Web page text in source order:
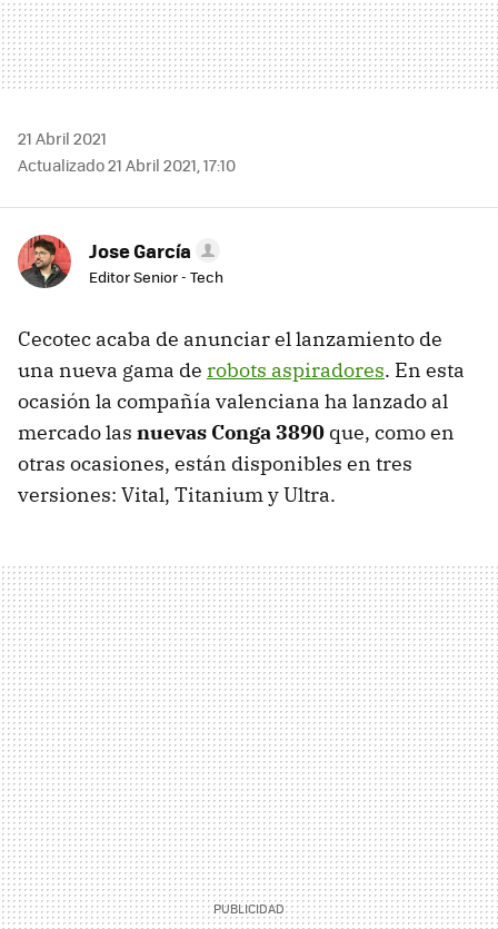
21 Abril 2021
Actualizado 21 Abril 2021, 17:10
Jose García
Editor Senior - Tech
Cecotec acaba de anunciar el lanzamiento de
una nueva gama de robots aspiradores. En esta
ocasión la compañía valenciana ha lanzado al
mercado las nuevas Conga 3890 que, como en
otras ocasiones, están disponibles en tres
versiones: Vital, Titanium y Ultra.